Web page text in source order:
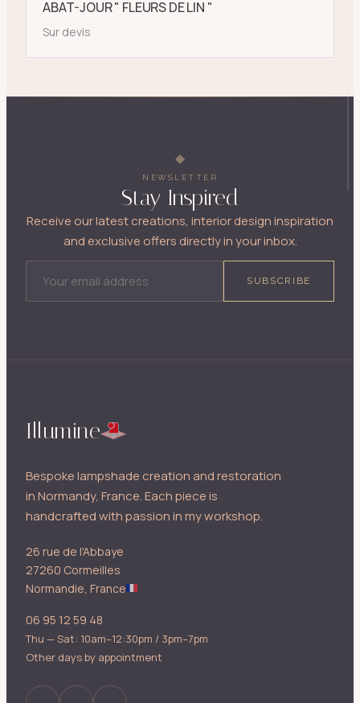
ABAT-JOUR " FLEURS DE LIN "
Sur devis
NEWSLETTER
Stay Inspired
Receive our latest creations, interior design inspiration
and exclusive offers directly in your inbox.
SUBSCRIBE
Illumine
Bespoke lampshade creation and restoration
in Normandy, France. Each piece is
handcrafted with passion in my workshop.
26 rue de l'Abbaye
27260 Cormeilles
Normandie, France
06 95 12 59 48
Thu — Sat: 10am–12:30pm / 3pm–7pm
Other days by appointment